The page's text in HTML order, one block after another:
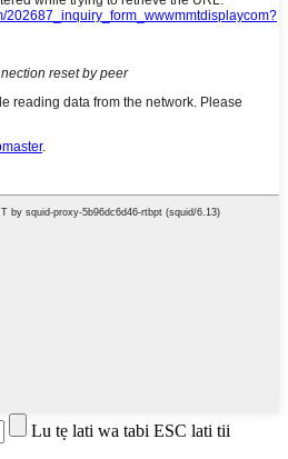
Lu tẹ lati wa tabi ESC lati tii